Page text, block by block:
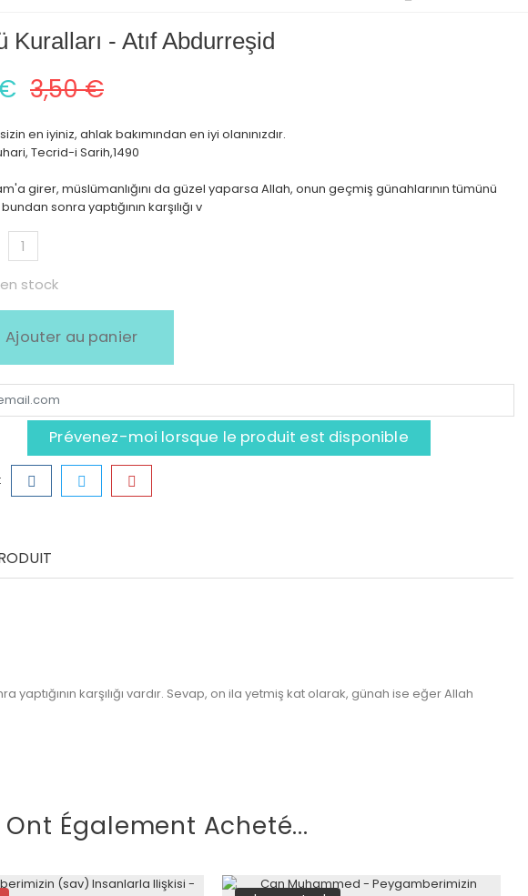
Kuralları - Atıf Abdurreşid
3,50 €
en iyiniz, ahlak bakımından en iyi olanınızdır.
Tecrid-i Sarih,1490
girer, müslümanlığını da güzel yaparsa Allah, onun geçmiş günahlarının tümünü
sonra yaptığının karşılığı v
stock
Ajouter au panier
Prévenez-moi lorsque le produit est disponible
karşılığı vardır. Sevap, on ila yetmiş kat olarak, günah ise eğer Allah
Également Acheté...